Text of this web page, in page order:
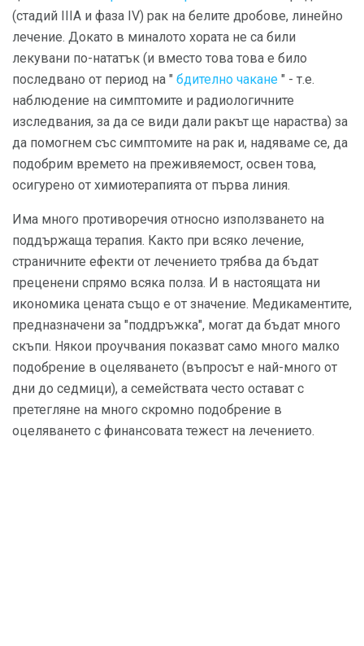
(стадий IIIA и фаза IV) рак на белите дробове, линейно
лечение. Докато в миналото хората не са били
лекувани по-нататък (и вместо това това е било
последвано от период на " бдително чакане " - т.е.
наблюдение на симптомите и радиологичните
изследвания, за да се види дали ракът ще нараства) за
да помогнем със симптомите на рак и, надяваме се, да
подобрим времето на преживяемост, освен това,
осигурено от химиотерапията от първа линия.
Има много противоречия относно използването на
поддържаща терапия. Както при всяко лечение,
страничните ефекти от лечението трябва да бъдат
преценени спрямо всяка полза. И в настоящата ни
икономика цената също е от значение. Медикаментите,
предназначени за "поддръжка", могат да бъдат много
скъпи. Някои проучвания показват само много малко
подобрение в оцеляването (въпросът е най-много от
дни до седмици), а семействата често остават с
претегляне на много скромно подобрение в
оцеляването с финансовата тежест на лечението.